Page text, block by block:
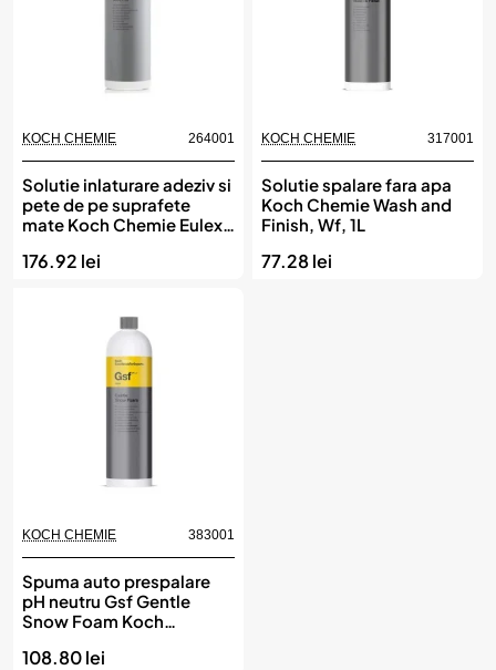
KOCH CHEMIE 264001
Solutie inlaturare adeziv si
pete de pe suprafete
mate Koch Chemie Eulex
176.92 lei
KOCH CHEMIE 317001
Solutie spalare fara apa
Koch Chemie Wash and
Finish, Wf, 1L
77.28 lei
KOCH CHEMIE 383001
Spuma auto prespalare
pH neutru Gsf Gentle
Snow Foam Koch
108.80 lei